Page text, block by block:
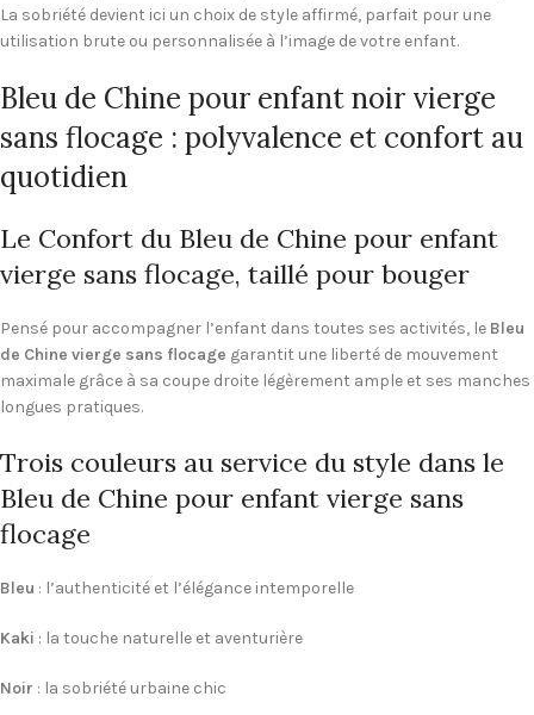
La sobriété devient ici un choix de style affirmé, parfait pour une
utilisation brute ou personnalisée à l’image de votre enfant.
Bleu de Chine pour enfant noir vierge
sans flocage : polyvalence et confort au
quotidien
Le Confort du Bleu de Chine pour enfant
vierge sans flocage, taillé pour bouger
Pensé pour accompagner l’enfant dans toutes ses activités, le Bleu
de Chine vierge sans flocage garantit une liberté de mouvement
maximale grâce à sa coupe droite légèrement ample et ses manches
longues pratiques.
Trois couleurs au service du style dans le
Bleu de Chine pour enfant vierge sans
flocage
Bleu : l’authenticité et l’élégance intemporelle
Kaki : la touche naturelle et aventurière
Noir : la sobriété urbaine chic